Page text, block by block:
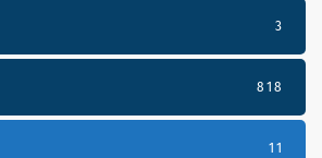
3
818
11